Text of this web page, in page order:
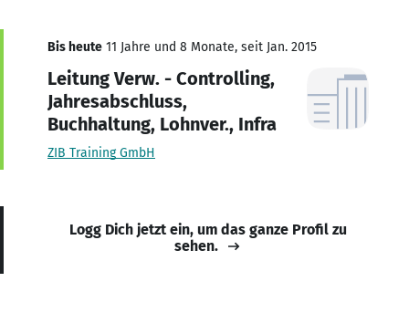
Bis heute 11 Jahre und 8 Monate, seit Jan. 2015
Leitung Verw. - Controlling,
Jahresabschluss,
Buchhaltung, Lohnver., Infra
ZIB Training GmbH
Logg Dich jetzt ein, um das ganze Profil zu
sehen.